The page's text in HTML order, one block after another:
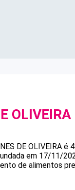
OLIVEIRA
DE OLIVEIRA é
em 17/11/
de alimentos